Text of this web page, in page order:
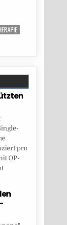
pro
OP-